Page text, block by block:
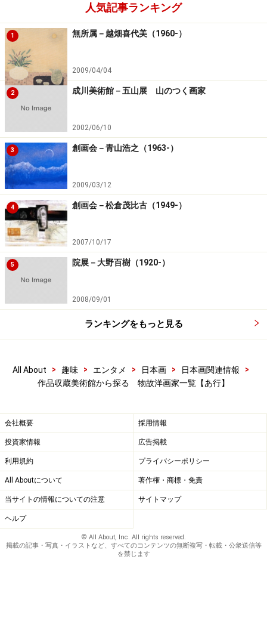
人気記事ランキング
1 無所属－越畑喜代美（1960-）
2009/04/04
2 成川美術館－五山展 山のつく画家
2002/06/10
3 創画会－青山浩之（1963-）
2009/03/12
4 創画会－松倉茂比古（1949-）
2007/10/17
5 院展－大野百樹（1920-）
2008/09/01
ランキングをもっと見る
All About > 趣味 > エンタメ > 日本画 > 日本画関連情報
>
作品収蔵美術館から探る 物故洋画家一覧【あ行】
会社概要 採用情報
投資家情報 広告掲載
利用規約 プライバシーポリシー
All Aboutについて 著作権・商標・免責
当サイトの情報についての注意 サイトマップ
ヘルプ
© All About, Inc. All rights reserved.
掲載の記事・写真・イラストなど、すべてのコンテンツの無断複写・転載・公衆送信等
を禁じます